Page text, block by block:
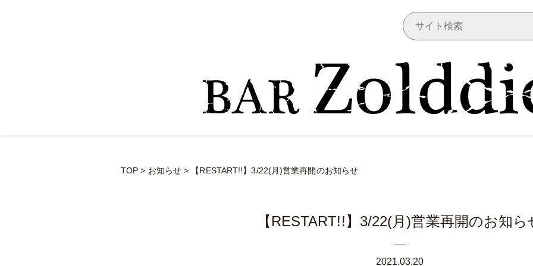
TOP > お知らせ > 【RESTART!!】3/22(月)営業再開のお知らせ
【RESTART!!】3/22(月)営業再開のお知ら
2021.03.20